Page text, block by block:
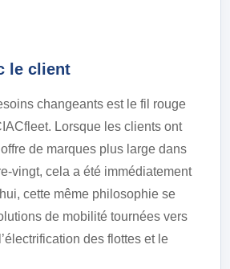
le client
changeants est le fil rouge
Lorsque les clients ont
de marques plus large dans
vingt, cela a été immédiatement
cette même philosophie se
de mobilité tournées vers
des flottes et le